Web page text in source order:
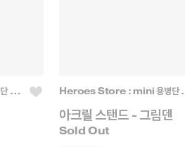
Heroes Store : mini 용병단 대기실
아크릴 스탠드 - 그림덴